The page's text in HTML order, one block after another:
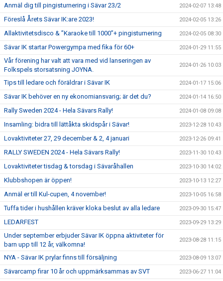
Anmäl dig till pingisturnering i Sävar 23/2 2024-02-07 13:48
Föreslå Årets Sävar IK:are 2023! 2024-02-05 13:26
Allaktivitetsdisco & ”Karaoke till 1000”+ pingisturnering 2024-02-05 08:30
Sävar IK startar Powergympa med fika för 60+ 2024-01-29 11:55
Vår förening har valt att vara med vid lanseringen av
Folkspels storsatsning JOYNA.
2024-01-26 10:03
Tips till ledare och föräldrar i Sävar IK 2024-01-17 15:06
Sävar IK behöver en ny ekonomiansvarig; är det du? 2024-01-14 16:50
Rally Sweden 2024 - Hela Sävars Rally! 2024-01-08 09:08
Insamling: bidra till lättåkta skidspår i Sävar! 2023-12-28 10:43
Lovaktiviteter 27, 29 december & 2, 4 januari 2023-12-26 09:41
RALLY SWEDEN 2024 - Hela Sävars Rally! 2023-11-30 10:43
Lovaktiviteter tisdag & torsdag i Sävaråhallen 2023-10-30 14:02
Klubbshopen är öppen! 2023-10-13 12:27
Anmäl er till Kul-cupen, 4 november! 2023-10-05 16:58
Tuffa tider i hushållen kräver kloka beslut av alla ledare 2023-09-30 15:47
LEDARFEST 2023-09-29 13:29
Under september erbjuder Sävar IK öppna aktiviteter för
barn upp till 12 år, välkomna!
2023-08-28 11:15
NYA - Sävar IK prylar finns till försäljning 2023-08-09 13:07
Sävarcamp firar 10 år och uppmärksammas av SVT 2023-06-27 11:04